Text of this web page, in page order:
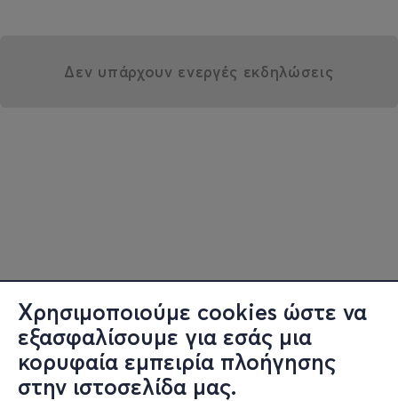
Χρησιμοποιούμε cookies ώστε να
εξασφαλίσουμε για εσάς μια
κορυφαία εμπειρία πλοήγησης
στην ιστοσελίδα μας.
Δεν υπάρχουν ενεργές εκδηλώσεις